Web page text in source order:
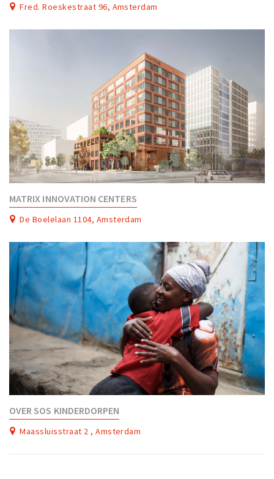
Fred. Roeskestraat 96, Amsterdam
MATRIX INNOVATION CENTERS
De Boelelaan 1104, Amsterdam
OVER SOS KINDERDORPEN
Maassluisstraat 2 , Amsterdam